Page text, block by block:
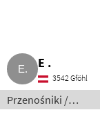
E .
3542 Gföhl
Przenośniki /
Przenośniki